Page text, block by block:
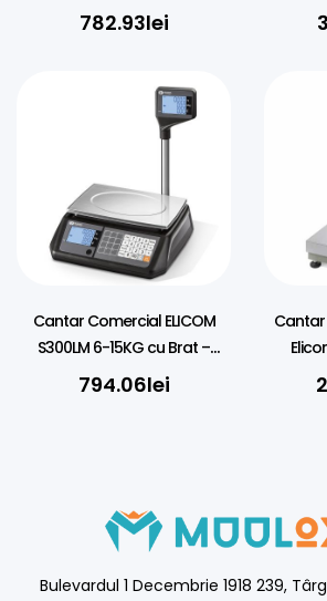
Brat – Negru/Alb
782.93lei
Cantar Comercial ELICOM
S300LM 6-15KG cu Brat –
Negru/Alb
794.06lei
Bulevardul 1 Decembrie 1918 239,